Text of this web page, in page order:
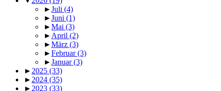
►Juli (4)
►Juni (1)
►Mai (3)
► April (2)
►März (3)
►Februar(3)
►Januar(3)
► 2025 (33)
► 2024 (35)
► 2023 (33)